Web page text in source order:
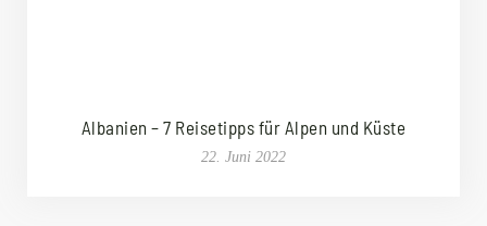
Albanien – 7 Reisetipps für Alpen und Küste
22. Juni 2022